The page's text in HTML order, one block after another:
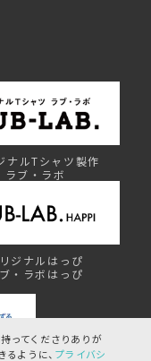
ってくださりありが
ように、 プライバシ
ナルTシャツ製作
ラブ・ラボ
ジナルはっぴ
・ラボはっぴ